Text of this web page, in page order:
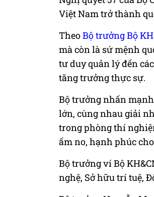
Việt Nam trở thành
TheoBộ trưởng Bộ
mà còn là sứ mệnh
tư duy quản lý đến
tăng trưởng thực sự.
Bộ trưởng nhấn
lớn, cùng nhau giải
trong phòng thí
ấm no, hạnh phúc
Bộ trưởng ví Bộ
nghệ, Sở hữu trí tuệ,